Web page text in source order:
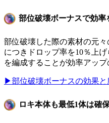
部位破壊ボーナスで効率
部位破壊した際の素材の元
につきドロップ率を10％上
を編成することが効率アップ
▶部位破壊ボーナスの効果と
ロキ本体も最低1体は確